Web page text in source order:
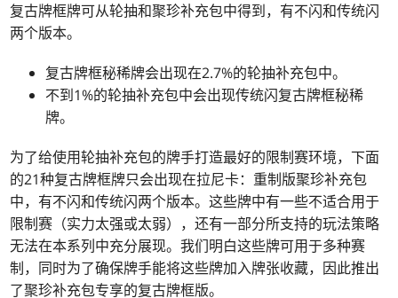
复古牌框牌可从轮抽和聚珍补充包中得到，有不闪和传统闪
两个版本。
复古牌框秘稀牌会出现在2.7%的轮抽补充包中。
不到1%的轮抽补充包中会出现传统闪复古牌框秘稀
牌。
为了给使用轮抽补充包的牌手打造最好的限制赛环境，下面
的21种复古牌框牌只会出现在拉尼卡：重制版聚珍补充包
中，有不闪和传统闪两个版本。这些牌中有一些不适合用于
限制赛（实力太强或太弱），还有一部分所支持的玩法策略
无法在本系列中充分展现。我们明白这些牌可用于多种赛
制，同时为了确保牌手能将这些牌加入牌张收藏，因此推出
了聚珍补充包专享的复古牌框版。